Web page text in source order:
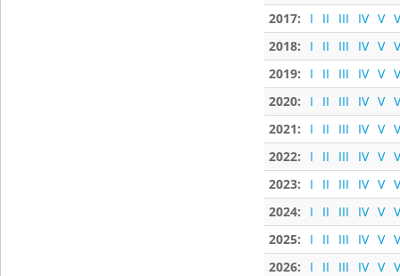
2017:
I II III IV V
2018:
I II III IV V
2019:
I II III IV V
2020:
I II III IV V
2021:
I II III IV V
2022:
I II III IV V
2023:
I II III IV V
2024:
I II III IV V
2025:
I II III IV V
2026:
I II III IV V